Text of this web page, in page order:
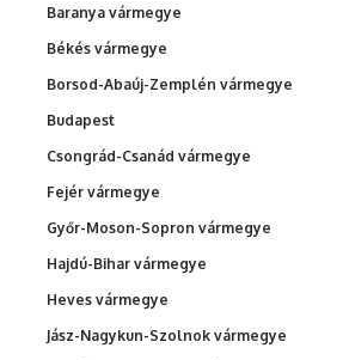
Baranya vármegye
Békés vármegye
Borsod-Abaúj-Zemplén vármegye
Budapest
Csongrád-Csanád vármegye
Fejér vármegye
Győr-Moson-Sopron vármegye
Hajdú-Bihar vármegye
Heves vármegye
Jász-Nagykun-Szolnok vármegye